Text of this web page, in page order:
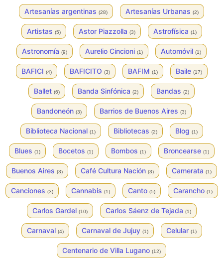
Artesanías argentinas (28) Artesanías Urbanas (2)
Artistas (5) Astor Piazzolla (3) Astrofísica (1)
Astronomía (9) Aurelio Cincioni (1) Automóvil (1)
BAFICI (4) BAFICITO (3) BAFIM (1) Baile (17)
Ballet (6) Banda Sinfónica (2) Bandas (2)
Bandoneón (3) Barrios de Buenos Aires (3)
Biblioteca Nacional (1) Bibliotecas (2) Blog (1)
Blues (1) Bocetos (1) Bombos (1) Broncearse (1)
Buenos Aires (3) Café Cultura Nación (3) Camerata (1)
Canciones (3) Cannabis (1) Canto (5) Carancho (1)
Carlos Gardel (10) Carlos Sáenz de Tejada (1)
Carnaval (4) Carnaval de Jujuy (1) Celular (1)
Centenario de Villa Lugano (12)